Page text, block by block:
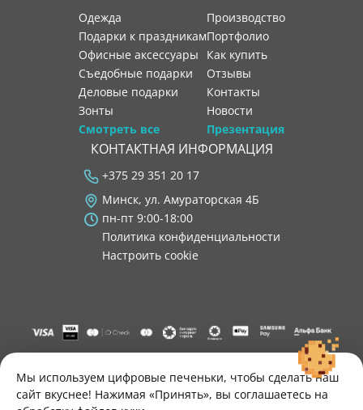
Одежда
Подарки к праздникам
Офисные аксессуары
Съедобные подарки
Деловые подарки
Зонты
Смотреть все
производство
портфолио
как купить
отзывы
контакты
новости
Презентация
КОНТАКТНАЯ ИНФОРМАЦИЯ
+375 29 351 20 17
Минск, ул. Амураторская 4Б
пн-пт 9:00-18:00
Политика конфиденциальности
Настроить cookie
"ООО "Лигатура", УНП 193602931, Республика Беларусь, 220004,
г. Минск, ул. Амураторская, 4Б, цокольный этаж, помещение 3.
Р/с BY34 ALFA 3012 2B24 8200 1027 0000"
Свидетельство о государственной регистрации №193602931
Мы используем цифровые печеньки, чтобы сделать наш
сайт вкуснее! Нажимая «Принять», вы соглашаетесь на